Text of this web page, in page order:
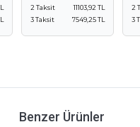
2 Taksit
11103,92 TL
3 Taksit
7549,25 TL
2
3
Benzer Ürünler